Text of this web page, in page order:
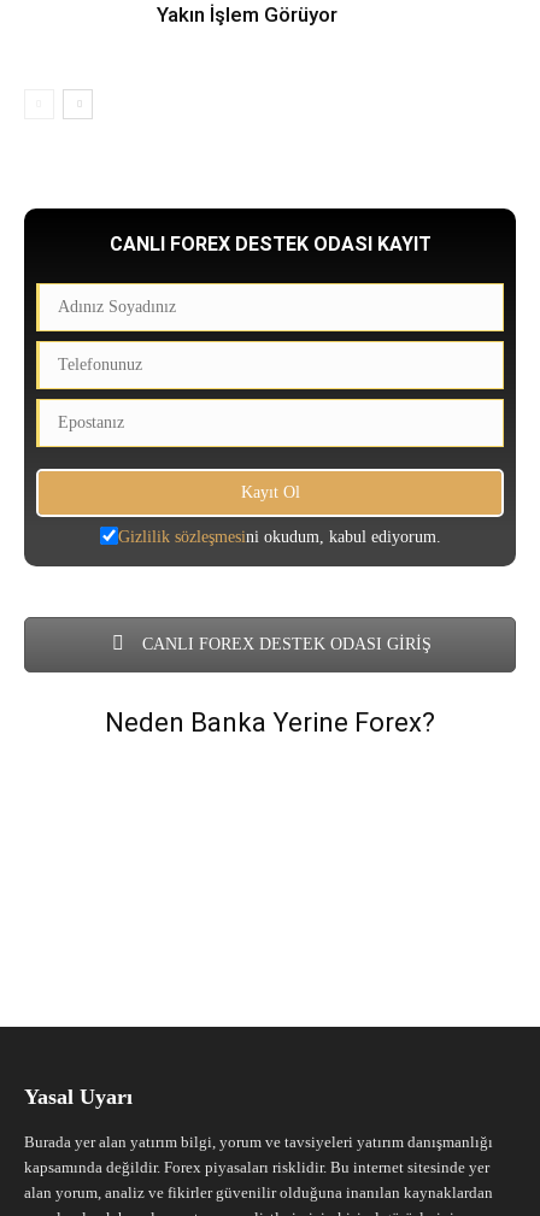
Yakın İşlem Görüyor
CANLI FOREX DESTEK ODASI KAYIT
Gizlilik sözleşmesini okudum, kabul ediyorum.
CANLI FOREX DESTEK ODASI GİRİŞ
Neden Banka Yerine Forex?
Yasal Uyarı
Burada yer alan yatırım bilgi, yorum ve tavsiyeleri yatırım danışmanlığı
kapsamında değildir. Forex piyasaları risklidir. Bu internet sitesinde yer
alan yorum, analiz ve fikirler güvenilir olduğuna inanılan kaynaklardan